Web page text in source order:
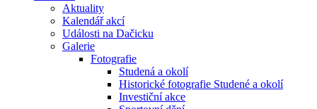
Aktuality
Kalendář akcí
Události na Dačicku
Galerie
Fotografie
Studená a okolí
Historické fotografie Studené a okolí
Investiční akce